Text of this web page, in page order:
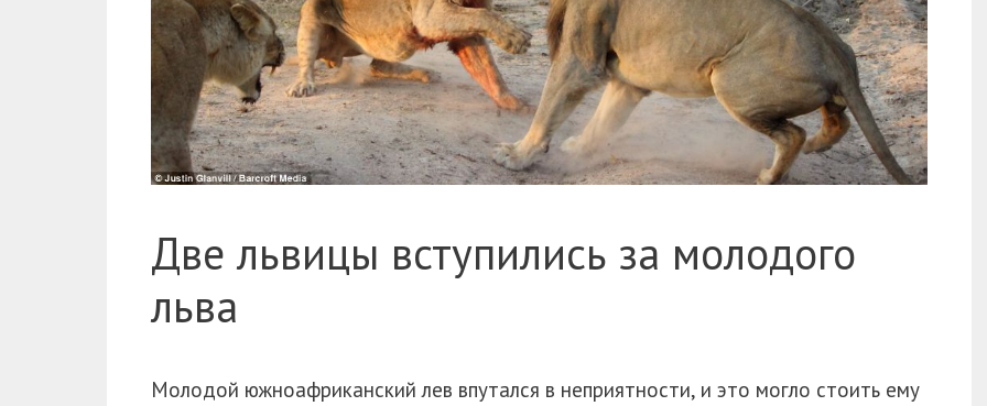
Две львицы вступились за молодого
льва
Молодой южноафриканский лев впутался в неприятности, и это могло стоить ему